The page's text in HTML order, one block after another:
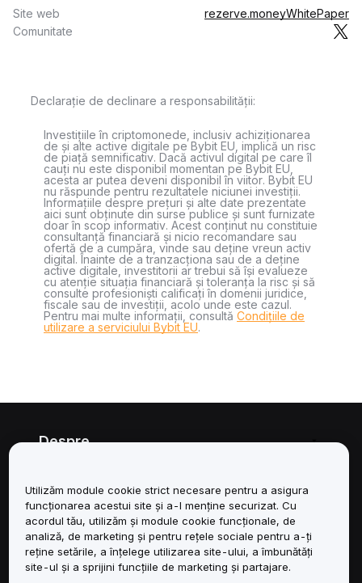
Site web rezerve.moneyWhitePaper
Comunitate
Declarație de declinare a responsabilității:
Investițiile în criptomonede, inclusiv achiziționarea
de și alte active digitale pe Bybit EU, implică un risc
de piață semnificativ. Dacă activul digital pe care îl
cauți nu este disponibil momentan pe Bybit EU,
acesta ar putea deveni disponibil în viitor. Bybit EU
nu răspunde pentru rezultatele niciunei investiții.
Informațiile despre prețuri și alte date prezentate
aici sunt obținute din surse publice și sunt furnizate
doar în scop informativ. Acest conținut nu constituie
consultanță financiară și nicio recomandare sau
ofertă de a cumpăra, vinde sau deține vreun activ
digital. Înainte de a tranzacționa sau de a deține
active digitale, investitorii ar trebui să își evalueze
cu atenție situația financiară și toleranța la risc și să
consulte profesioniști calificați în domenii juridice,
fiscale sau de investiții, acolo unde este cazul.
Pentru mai multe informații, consultă Condițiile de
utilizare a serviciului Bybit EU.
Despre
Asistență
Produse
Utilizăm module cookie strict necesare pentru a asigura
funcționarea acestui site și a-l menține securizat. Cu
acordul tău, utilizăm și module cookie funcționale, de
analiză, de marketing și pentru rețele sociale pentru a-ți
reține setările, a înțelege utilizarea site-ului, a îmbunătăți
site-ul și a sprijini funcțiile de marketing și partajare.